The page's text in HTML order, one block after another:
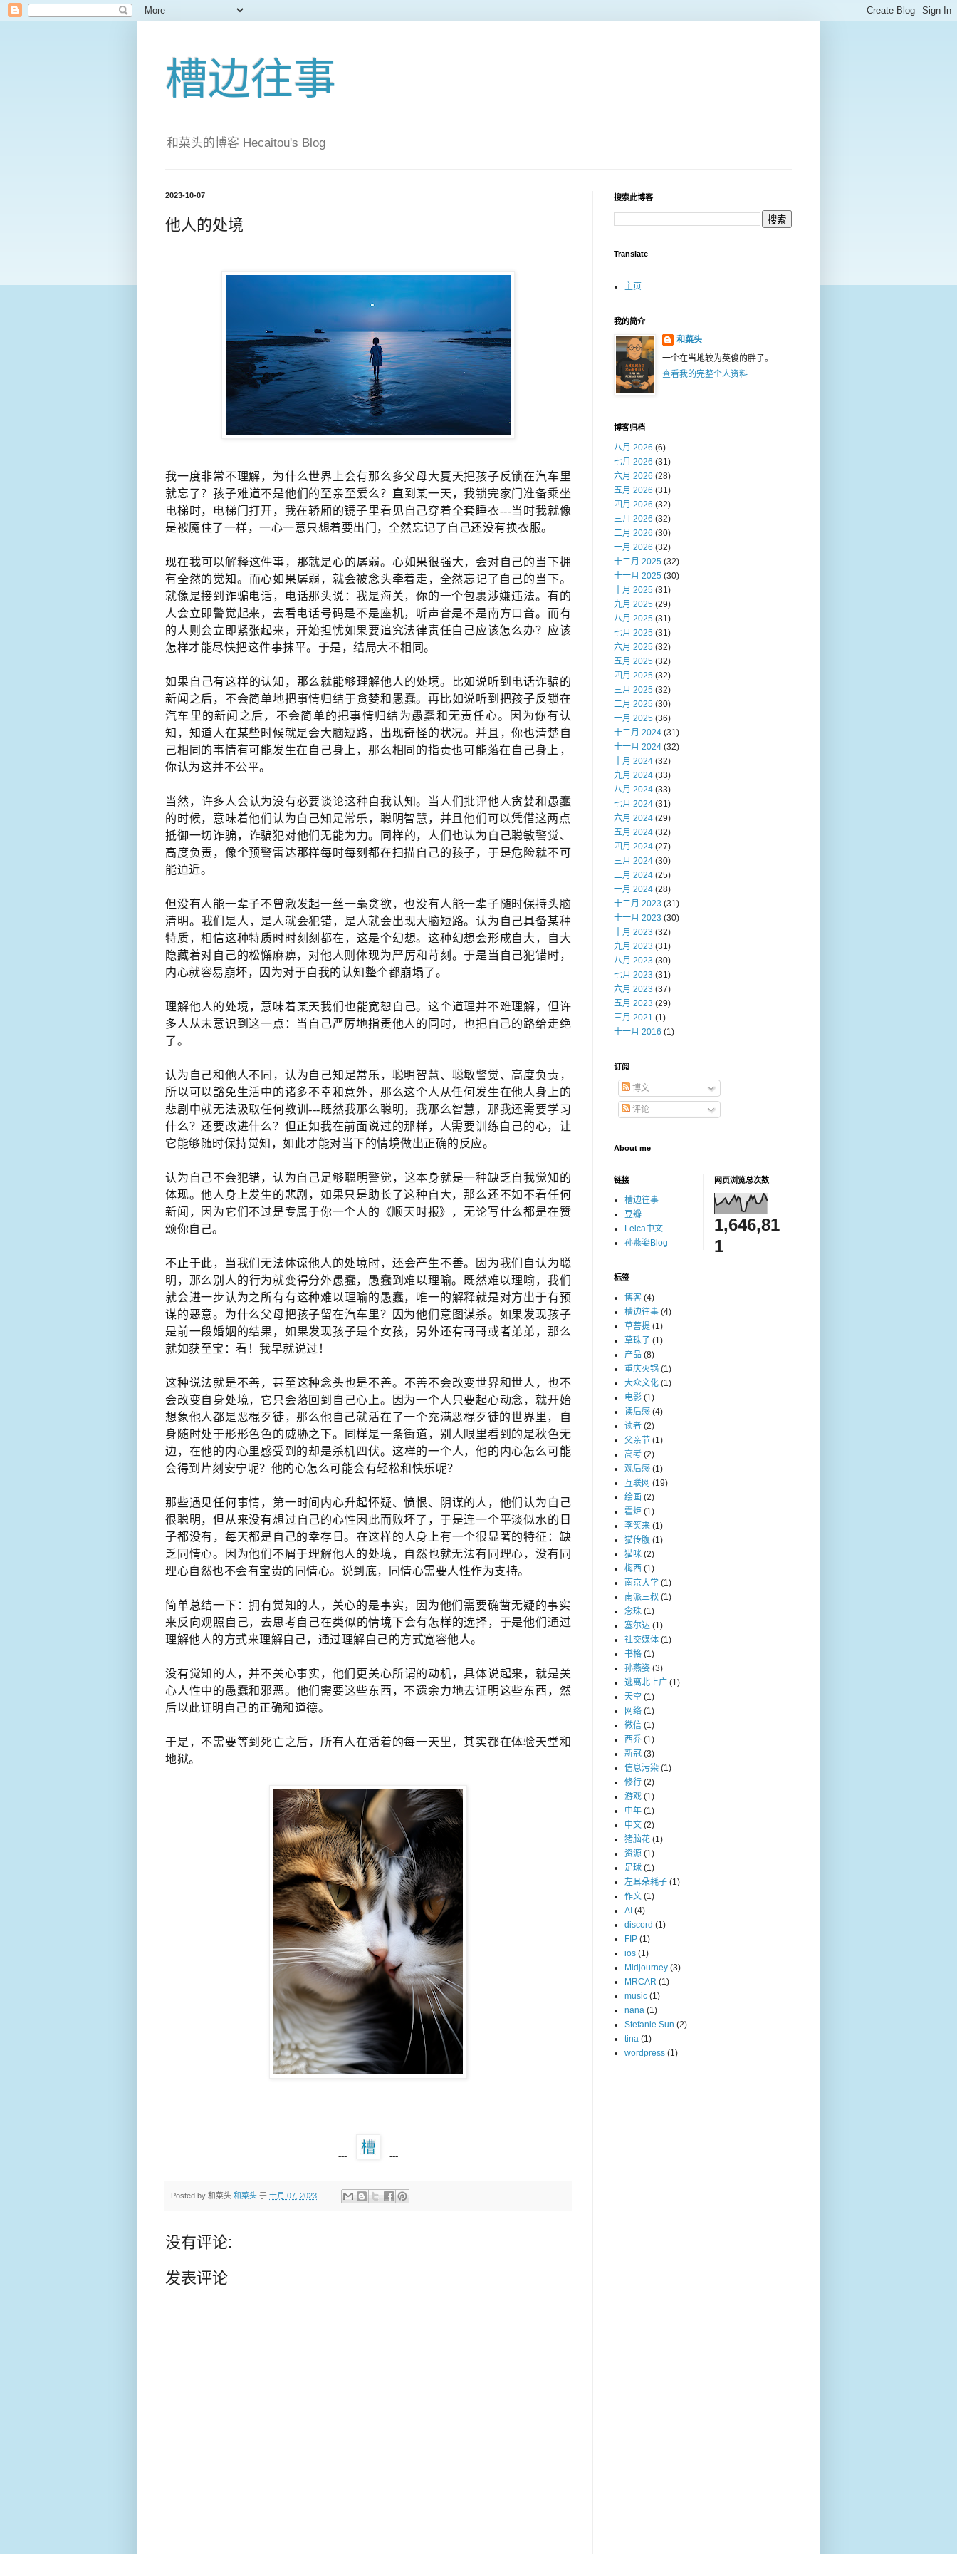
槽边往事
和菜头的博客 Hecaitou's Blog
2023-10-07
他人的处境
我一度非常不理解，为什么世界上会有那么多父母大夏天把孩子反锁在汽车里
就忘了？​孩子难道不是他们的至亲至爱么？直到某一天，我锁完家门准备乘坐
电梯时，电梯门打开，我在轿厢的镜子里看见​自己穿着全套睡衣---当时我就像
是被魇住了一样，​一心一意只想着要出门，全然忘记了自己还没有换衣服。
​现在我可以解释这件事，那就是心的孱弱。心如果很强大，会对自己的当下拥
有全然的觉知​。而心如果孱弱，就会被念头牵着走，全然忘记了自己的​当下。
就像是接到诈骗电话​，电话那头说：我是海关，你的一个包裹涉嫌违法​。有的
人会立即警觉起来，去看电话号码是不是座机，听声音是不是​南方口音。而有
的人则会立即紧张起来，开始担忧​如果要追究法律责任自己应该怎么办？​应该
怎样才能尽快把这件事抹平。于是，结局​大不相同。
​如果自己有这样的认知，那么就能够理解他人的处境。比如说听到电话诈骗的
新闻之后，不会简单​地把事情归结于贪婪和愚蠢。再比如说听到把孩子反锁在
汽车里的新闻之后，不会简单的把事情归结为愚蠢和无责任心。因为你有认
知，知道人在某些时候就是会大脑短路，出现奇怪的状况​。并且，你也清楚自
己相同的事情有可能发生在自己身上，那么相同的指责也可能落在自己身上​，
你认为这并不公平。
当然，​许多人会认为没有必要谈论这种自我认知。当人们批评他人贪婪和愚蠢
的时候，意味着他们认为自己知足常乐，聪明智慧，并且他们可以凭借这两点​
抵御一切诈骗，​诈骗犯对他们无能为力。同样的，人们也认为自己聪敏警觉、
高度负责，像个预警雷达那样每时每刻都在扫描自己的孩子，于是危险就不可
能​迫近。
但没有人能一辈子不曾激发起一丝一毫贪欲，也没有人能一辈子随时保持头脑
清明​。我们是人，是人就会犯错，是人就会出现大脑短路。认为自己具备某种
特质，相信这种特质​时时刻刻都在，这是个幻想。这种幻想会形成自大，自大
隐藏着对自己的松懈麻痹，对他人则体现为​严厉和苛刻。于是当自己犯错时，
内心就容易崩坏，​因为对于自我的认知整个都崩塌了。
​理解他人的处境，意味着某天我们也能宽恕自己。这个道理并不难理解，但许
多人从未意识到这一点：当自己严厉地指责他人的同时，也把自己​的路给走绝
了。
认为自己和他人不同，认为自己知足常乐，聪明智慧、 聪敏警觉、高度负责，
所以可以豁免生活中的诸多不幸和意外，那么这个人从任何​发生在他人身上的
悲剧中就无法汲取任何教训---既然我那么聪明，我那么智慧，那我还需要学习
什么？还要改进什么？但正如我在前面说过的那样，人需要训练自己的心，​让
它能够随时保持觉知，如此才能对当下的情境做出正确的反应。
认为自己不会犯错，认为自己​足够聪明警觉，这本身就是一种缺乏自我觉知的
体现。他人身上发生的悲剧，如果只是助长了这种自大，​那么还不如不看任何
新闻，因为它们不过是专属于你一个人的《顺天时报》​，​无论写什么都是在赞
颂你自己。
不止于此，当我们无法体谅他人的处境时，​还会产生不善。因为我们自认为聪
明，那么别人​的行为就变得分外愚蠢，愚蠢到难以理喻。既然难以理喻，​我们
就会进一步认为之所有有这种难以理喻的愚蠢，唯一的解释就是对方出于有预
谋的恶意。为什么父母把孩子留在汽车里？因为他们意图谋杀。如果发现孩子
是前一段婚姻的结果，如果发现孩子是个女孩，另外还有哥哥或者弟弟，那么
就如获至宝：​看！​​我早就说过！
这种说法就是不善，​甚至这种念头也是不善。​不善不会改变世界和世人，也不
会改变自身处境，它只会落回到自己心上。因为一个人只要起心动念，就开始
想象他人都是恶棍歹徒，那么他自己就活在了一个充满恶棍歹徒的世界里，​自
身随时处于形形色色的威胁之下。同样是一条街道，别人眼里看到的是秋色无
边，在他的内心里感受到的却是杀机四伏。​这样的一个人，他的内心怎么可能
会得到片刻安宁呢？他的心怎么可能​会有轻松和快乐呢？
那些遇见任何事情，第一时间内心升起怀疑、愤恨、阴谋的人，他们认为自己
很聪明，但从来没有想过自己的心性因此而败坏了，于是连一个平淡似水的日
子都没有，每天都是自己的幸存日。​在这样的人身上有一个很显著的特征：缺
乏同情心。因为他们不屑于理解他人的处境，自然也就无法​有同理心，没有同
理心自然也不会有宝贵的同情心。说到底，​同情心需要人性作为支持。
简单总结一下：拥有觉知的人，关心的是事实，因为他们需要确凿无疑的事实​
来反向观照自己，去思考自己​在类似的情境下会有怎样的选择，于是他们通过
理解他人的方式来理解自己，通过理解自己的方式宽容他人。
没有觉知的人，并不关心事实，他们更关心​所谓的动机，具体说起来，就是关
心人性中的愚蠢和邪恶。他们需要这些东西，不遗余力地去证明这些东西，然
后以此证明自己的正确和​道德。
于是，不需要等到死亡之后，所有人在活着的每一天里，​其实都在体验天堂和
地狱。
--- ---
Posted by 和菜头 和菜头 于 十月 07, 2023
没有评论:
发表评论
搜索此博客
Translate
主页
我的简介
和菜头
一个在当地较为英俊的胖子。
查看我的完整个人资料
博客归档
八月 2026 (6)
七月 2026 (31)
六月 2026 (28)
五月 2026 (31)
四月 2026 (32)
三月 2026 (32)
二月 2026 (30)
一月 2026 (32)
十二月 2025 (32)
十一月 2025 (30)
十月 2025 (31)
九月 2025 (29)
八月 2025 (31)
七月 2025 (31)
六月 2025 (32)
五月 2025 (32)
四月 2025 (32)
三月 2025 (32)
二月 2025 (30)
一月 2025 (36)
十二月 2024 (31)
十一月 2024 (32)
十月 2024 (32)
九月 2024 (33)
八月 2024 (33)
七月 2024 (31)
六月 2024 (29)
五月 2024 (32)
四月 2024 (27)
三月 2024 (30)
二月 2024 (25)
一月 2024 (28)
十二月 2023 (31)
十一月 2023 (30)
十月 2023 (32)
九月 2023 (31)
八月 2023 (30)
七月 2023 (31)
六月 2023 (37)
五月 2023 (29)
三月 2021 (1)
十一月 2016 (1)
订阅
博文
评论
About me
链接
槽边往事
豆瓣
Leica中文
孙燕姿Blog
网页浏览总次数
1,646,81
1
标签
博客 (4)
槽边往事 (4)
草菩提 (1)
草珠子 (1)
产品 (8)
重庆火锅 (1)
大众文化 (1)
电影 (1)
读后感 (4)
读者 (2)
父亲节 (1)
高考 (2)
观后感 (1)
互联网 (19)
绘画 (2)
霍炬 (1)
李笑来 (1)
猫传腹 (1)
猫咪 (2)
梅西 (1)
南京大学 (1)
南派三叔 (1)
念珠 (1)
塞尔达 (1)
社交媒体 (1)
书格 (1)
孙燕姿 (3)
逃离北上广 (1)
天空 (1)
网络 (1)
微信 (1)
西乔 (1)
新冠 (3)
信息污染 (1)
修行 (2)
游戏 (1)
中年 (1)
中文 (2)
猪脑花 (1)
资源 (1)
足球 (1)
左耳朵耗子 (1)
作文 (1)
AI (4)
discord (1)
FIP (1)
ios (1)
Midjourney (3)
MRCAR (1)
music (1)
nana (1)
Stefanie Sun (2)
tina (1)
wordpress (1)